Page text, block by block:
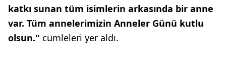
katkı sunan tüm isimlerin arkasında bir anne
var. Tüm annelerimizin Anneler Günü kutlu
olsun." cümleleri yer aldı.